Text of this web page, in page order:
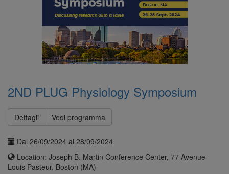
2ND PLUG Physiology Symposium
Dettagli Vedi programma
Dal 26/09/2024 al 28/09/2024
Location: Joseph B. Martin Conference Center, 77 Avenue
Louis Pasteur, Boston (MA)